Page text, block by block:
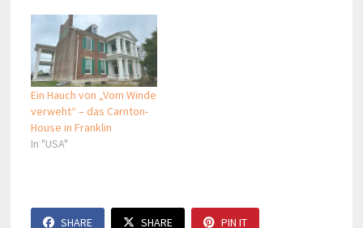
Ein Hauch von „Vom Winde
verweht“ – das Carnton-
House in Franklin
In "USA"
SHARE SHARE PIN IT